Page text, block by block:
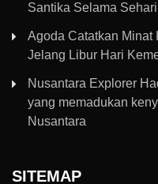
Santika Selama Sehari
Agoda Catatkan Minat
Jelang Libur Hari
Nusantara Explorer
yang memadukan
Nusantara
SITEMAP